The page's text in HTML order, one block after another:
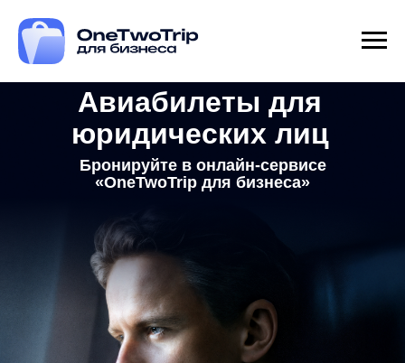
Бронируйте в онлайн-сервисе
«OneTwoTrip для бизнеса»
Авиабилеты для
юридических лиц